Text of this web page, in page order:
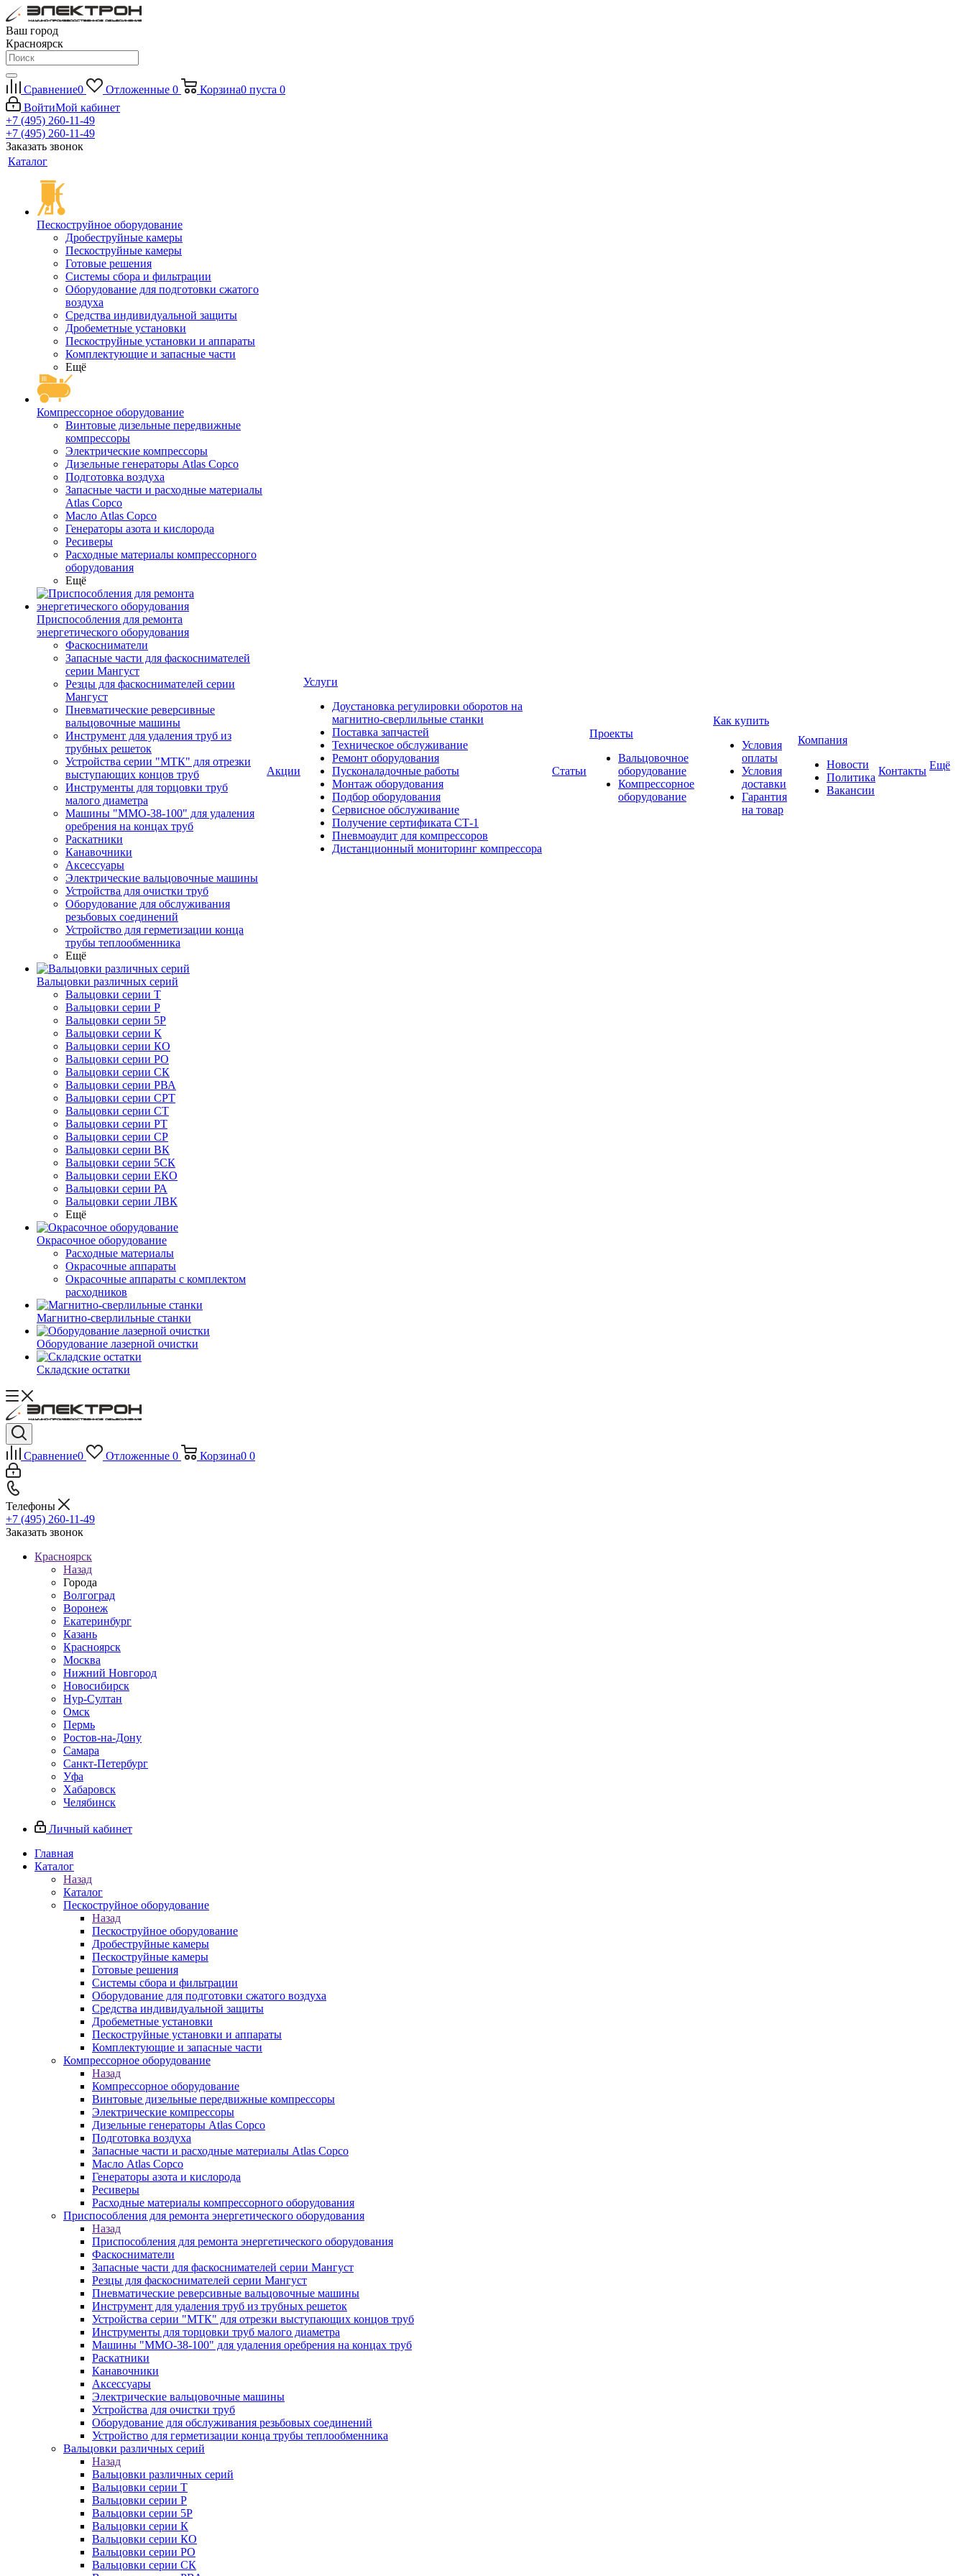
Ваш город
Красноярск
Сравнение0 Отложенные 0 Корзина0 пуста 0
ВойтиМой кабинет
+7 (495) 260-11-49
+7 (495) 260-11-49
Заказать звонок
Каталог
Пескоструйное оборудование
Дробеструйные камеры
Пескоструйные камеры
Готовые решения
Системы сбора и фильтрации
Оборудование для подготовки сжатого
воздуха
Средства индивидуальной защиты
Дробеметные установки
Пескоструйные установки и аппараты
Комплектующие и запасные части
Ещё
Компрессорное оборудование
Винтовые дизельные передвижные
компрессоры
Электрические компрессоры
Дизельные генераторы Atlas Copco
Подготовка воздуха
Запасные части и расходные материалы
Atlas Copco
Масло Atlas Copco
Генераторы азота и кислорода
Ресиверы
Расходные материалы компрессорного
оборудования
Ещё
Приспособления для ремонта
энергетического оборудования
Фаскосниматели
Запасные части для фаскоснимателей
серии Мангуст
Резцы для фаскоснимателей серии
Мангуст
Пневматические реверсивные
вальцовочные машины
Инструмент для удаления труб из
трубных решеток
Устройства серии "МТК" для отрезки
выступающих концов труб
Инструменты для торцовки труб
малого диаметра
Машины "ММО-38-100" для удаления
оребрения на концах труб
Раскатники
Канавочники
Аксессуары
Электрические вальцовочные машины
Устройства для очистки труб
Оборудование для обслуживания
резьбовых соединений
Устройство для герметизации конца
трубы теплообменника
Ещё
Вальцовки различных серий
Вальцовки серии Т
Вальцовки серии Р
Вальцовки серии 5Р
Вальцовки серии К
Вальцовки серии КО
Вальцовки серии РО
Вальцовки серии СК
Вальцовки серии РВА
Вальцовки серии СРТ
Вальцовки серии СТ
Вальцовки серии РТ
Вальцовки серии СР
Вальцовки серии ВК
Вальцовки серии 5СК
Вальцовки серии ЕКО
Вальцовки серии РА
Вальцовки серии ЛВК
Ещё
Окрасочное оборудование
Расходные материалы
Окрасочные аппараты
Окрасочные аппараты с комплектом
расходников
Магнитно-сверлильные станки
Оборудование лазерной очистки
Складские остатки
Акции
Услуги
Доустановка регулировки оборотов на
магнитно-сверлильные станки
Поставка запчастей
Техническое обслуживание
Ремонт оборудования
Пусконаладочные работы
Монтаж оборудования
Подбор оборудования
Сервисное обслуживание
Получение сертификата СТ-1
Пневмоаудит для компрессоров
Дистанционный мониторинг компрессора
Статьи
Проекты
Вальцовочное
оборудование
Компрессорное
оборудование
Как купить
Условия
оплаты
Условия
доставки
Гарантия
на товар
Компания
Новости
Политика
Вакансии
Контакты Ещё
Сравнение0 Отложенные 0 Корзина0 0
Телефоны
+7 (495) 260-11-49
Заказать звонок
Красноярск
Назад
Города
Волгоград
Воронеж
Екатеринбург
Казань
Красноярск
Москва
Нижний Новгород
Новосибирск
Нур-Султан
Омск
Пермь
Ростов-на-Дону
Самара
Санкт-Петербург
Уфа
Хабаровск
Челябинск
Личный кабинет
Главная
Каталог
Назад
Каталог
Пескоструйное оборудование
Назад
Пескоструйное оборудование
Дробеструйные камеры
Пескоструйные камеры
Готовые решения
Системы сбора и фильтрации
Оборудование для подготовки сжатого воздуха
Средства индивидуальной защиты
Дробеметные установки
Пескоструйные установки и аппараты
Комплектующие и запасные части
Компрессорное оборудование
Назад
Компрессорное оборудование
Винтовые дизельные передвижные компрессоры
Электрические компрессоры
Дизельные генераторы Atlas Copco
Подготовка воздуха
Запасные части и расходные материалы Atlas Copco
Масло Atlas Copco
Генераторы азота и кислорода
Ресиверы
Расходные материалы компрессорного оборудования
Приспособления для ремонта энергетического оборудования
Назад
Приспособления для ремонта энергетического оборудования
Фаскосниматели
Запасные части для фаскоснимателей серии Мангуст
Резцы для фаскоснимателей серии Мангуст
Пневматические реверсивные вальцовочные машины
Инструмент для удаления труб из трубных решеток
Устройства серии "МТК" для отрезки выступающих концов труб
Инструменты для торцовки труб малого диаметра
Машины "ММО-38-100" для удаления оребрения на концах труб
Раскатники
Канавочники
Аксессуары
Электрические вальцовочные машины
Устройства для очистки труб
Оборудование для обслуживания резьбовых соединений
Устройство для герметизации конца трубы теплообменника
Вальцовки различных серий
Назад
Вальцовки различных серий
Вальцовки серии Т
Вальцовки серии Р
Вальцовки серии 5Р
Вальцовки серии К
Вальцовки серии КО
Вальцовки серии РО
Вальцовки серии СК